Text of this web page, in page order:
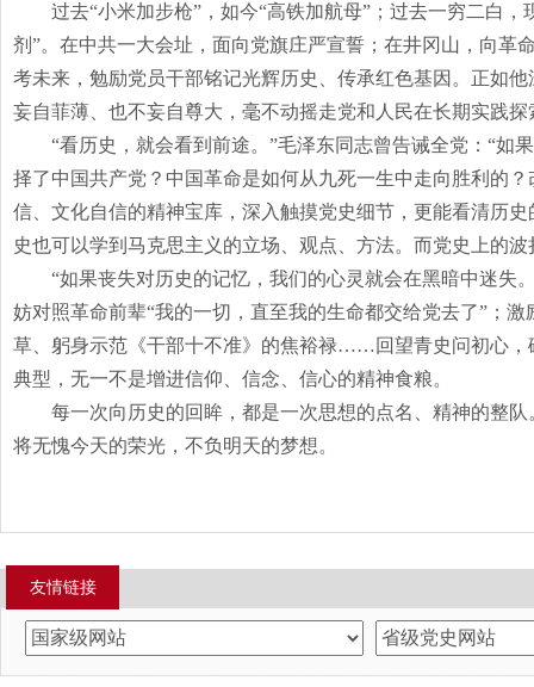
过去“小米加步枪”，如今“高铁加航母”；过去一穷二白
剂”。在中共一大会址，面向党旗庄严宣誓；在井冈山，向
考未来，勉励党员干部铭记光辉历史、传承红色基因。正如
妄自菲薄、也不妄自尊大，毫不动摇走党和人民在长期实践
“看历史，就会看到前途。”毛泽东同志曾告诫全党：“如
择了中国共产党？中国革命是如何从九死一生中走向胜利的
信、文化自信的精神宝库，深入触摸党史细节，更能看清历
史也可以学到马克思主义的立场、观点、方法。而党史上的
“如果丧失对历史的记忆，我们的心灵就会在黑暗中迷失
妨对照革命前辈“我的一切，直至我的生命都交给党去了”；
草、躬身示范《干部十不准》的焦裕禄……回望青史问初心，
典型，无一不是增进信仰、信念、信心的精神食粮。
每一次向历史的回眸，都是一次思想的点名、精神的整队
将无愧今天的荣光，不负明天的梦想。
友情链接